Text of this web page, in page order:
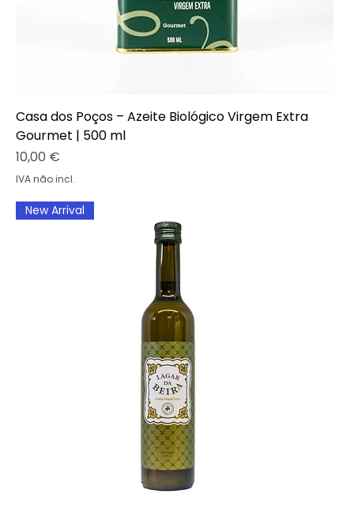
Casa dos Poços – Azeite Biológico Virgem Extra
Gourmet | 500 ml
Preço
10,00 €
IVA não incl.
New Arrival